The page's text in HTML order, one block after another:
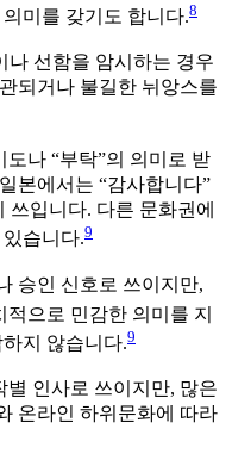
미를 갖기도 합니다.8
나 선함을 암시하는 경우
되거나 불길한 뉘앙스를
나 “부탁”의 의미로 받
본에서는 “감사합니다”
쓰입니다. 다른 문화권에
습니다.9
승인 신호로 쓰이지만,
으로 민감한 의미를 지
지 않습니다.9
별 인사로 쓰이지만, 많은
온라인 하위문화에 따라